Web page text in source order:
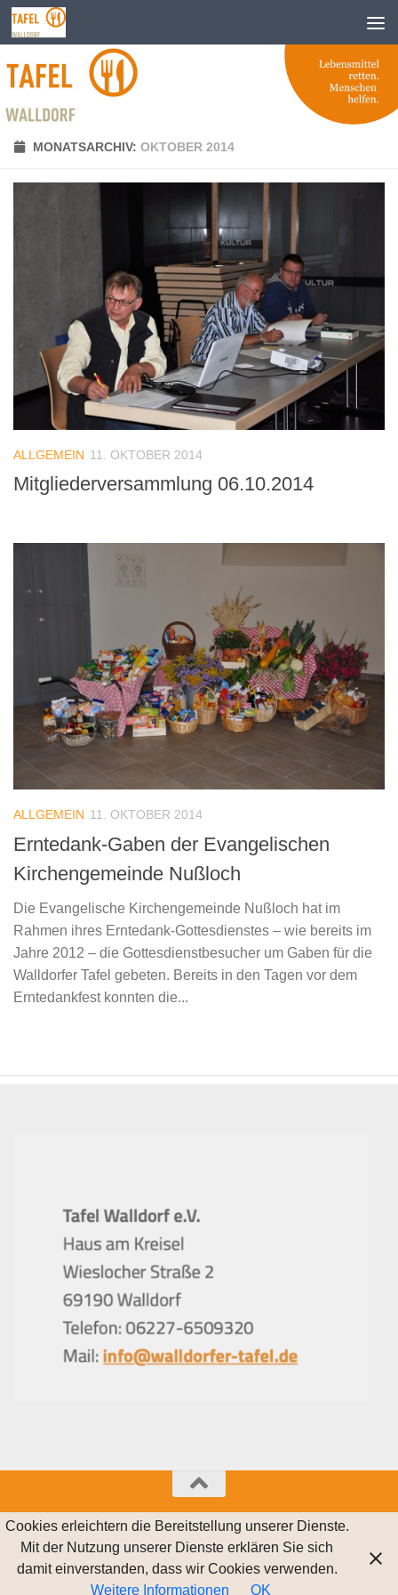
Zum Inhalt springen
MONATSARCHIV: OKTOBER 2014
ALLGEMEIN 11. OKTOBER 2014
Mitgliederversammlung 06.10.2014
ALLGEMEIN 11. OKTOBER 2014
Erntedank-Gaben der Evangelischen
Kirchengemeinde Nußloch
Die Evangelische Kirchengemeinde Nußloch hat im
Rahmen ihres Erntedank-Gottesdienstes – wie bereits im
Jahre 2012 – die Gottesdienstbesucher um Gaben für die
Walldorfer Tafel gebeten. Bereits in den Tagen vor dem
Erntedankfest konnten die...
© 2021 Walldorfer Tafel e.V.
Powered by - Entworfen mit demHueman-Theme
Cookies erleichtern die Bereitstellung unserer Dienste.
Mit der Nutzung unserer Dienste erklären Sie sich
damit einverstanden, dass wir Cookies verwenden.
Weitere Informationen
OK